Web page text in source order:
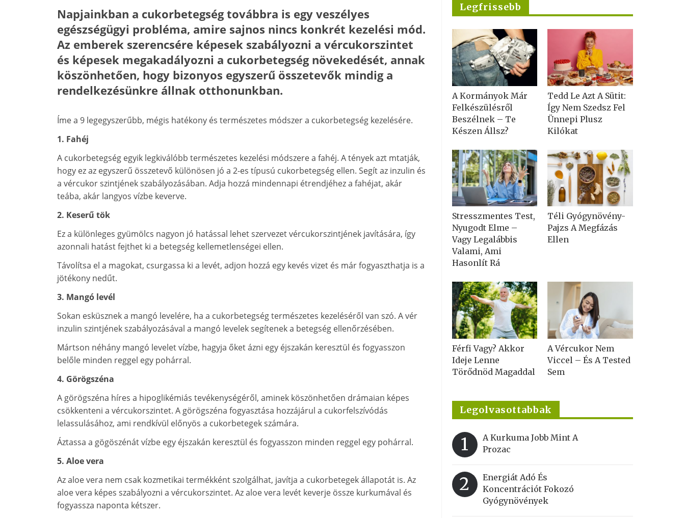
Napjainkban a cukorbetegség továbbra is egy veszélyes
egészségügyi probléma, amire sajnos nincs konkrét kezelési mód.
Az emberek szerencsére képesek szabályozni a vércukorszintet
és képesek megakadályozni a cukorbetegség növekedését, annak
köszönhetően, hogy bizonyos egyszerű összetevők mindig a
rendelkezésünkre állnak otthonunkban.
Íme a 9 legegyszerűbb, mégis hatékony és természetes módszer a cukorbetegség kezelésére.
1. Fahéj
A cukorbetegség egyik legkiválóbb természetes kezelési módszere a fahéj. A tények azt mtatják,
hogy ez az egyszerű összetevő különösen jó a 2-es típusú cukorbetegség ellen. Segít az inzulin és
a vércukor szintjének szabályozásában. Adja hozzá mindennapi étrendjéhez a fahéjat, akár
teába, akár langyos vízbe keverve.
2. Keserű tök
Ez a különleges gyümölcs nagyon jó hatással lehet szervezet vércukorszintjének javítására, így
azonnali hatást fejthet ki a betegség kellemetlenségei ellen.
Távolítsa el a magokat, csurgassa ki a levét, adjon hozzá egy kevés vizet és már fogyaszthatja is a
jötékony nedűt.
3. Mangó levél
Sokan esküsznek a mangó levelére, ha a cukorbetegség természetes kezeléséről van szó. A vér
inzulin szintjének szabályozásával a mangó levelek segítenek a betegség ellenőrzésében.
Mártson néhány mangó levelet vízbe, hagyja őket ázni egy éjszakán keresztül és fogyasszon
belőle minden reggel egy pohárral.
4. Görögszéna
A görögszéna híres a hipoglikémiás tevékenységéről, aminek köszönhetően drámaian képes
csökkenteni a vércukorszintet. A görögszéna fogyasztása hozzájárul a cukorfelszívódás
lelassulásához, ami rendkívül előnyös a cukorbetegek számára.
Áztassa a gögöszénát vízbe egy éjszakán keresztül és fogyasszon minden reggel egy pohárral.
5. Aloe vera
Az aloe vera nem csak kozmetikai termékként szolgálhat, javítja a cukorbetegek állapotát is. Az
aloe vera képes szabályozni a vércukorszintet. Az aloe vera levét keverje össze kurkumával és
fogyassza naponta kétszer.
Legfrissebb
A Kormányok Már
Felkészülésről
Beszélnek – Te
Készen Állsz?
Tedd Le Azt A Sütit:
Így Nem Szedsz Fel
Ünnepi Plusz
Kilókat
Stresszmentes Test,
Nyugodt Elme –
Vagy Legalábbis
Valami, Ami
Hasonlít Rá
Téli Gyógynövény-
Pajzs A Megfázás
Ellen
Férfi Vagy? Akkor
Ideje Lenne
Törődnöd Magaddal
A Vércukor Nem
Viccel – És A Tested
Sem
Legolvasottabbak
1
A Kurkuma Jobb Mint A
Prozac
2
Energiát Adó És
Koncentrációt Fokozó
Gyógynövények